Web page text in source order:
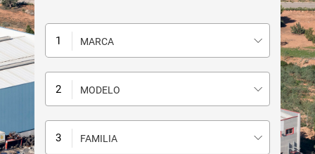
MARCA
MODELO
FAMILIA